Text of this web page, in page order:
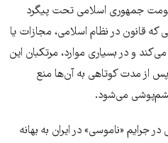
جمهوری اسلامی تحت پیگرد
که قانون در نظام اسلامی، مجازات یا
و در بسیاری موارد، مرتکبان این
پس از مدت کوتاهی به آن‌ها منع
می‌شود.
جرایم «ناموسی» در ایران به بهانه